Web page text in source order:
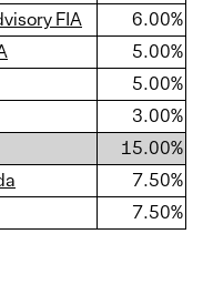
FIA
6.00%
5.00%
5.00%
3.00%
15.00%
7.50%
7.50%